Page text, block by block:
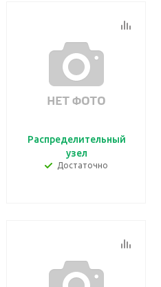
Распределительный
узел
Достаточно